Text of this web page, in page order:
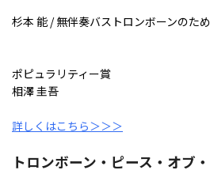
杉本 能 / 無伴奏バストロンボーンの
ポピュラリティー賞
相澤 圭吾
詳しくはこちら＞＞＞
トロンボーン・ピース・オブ